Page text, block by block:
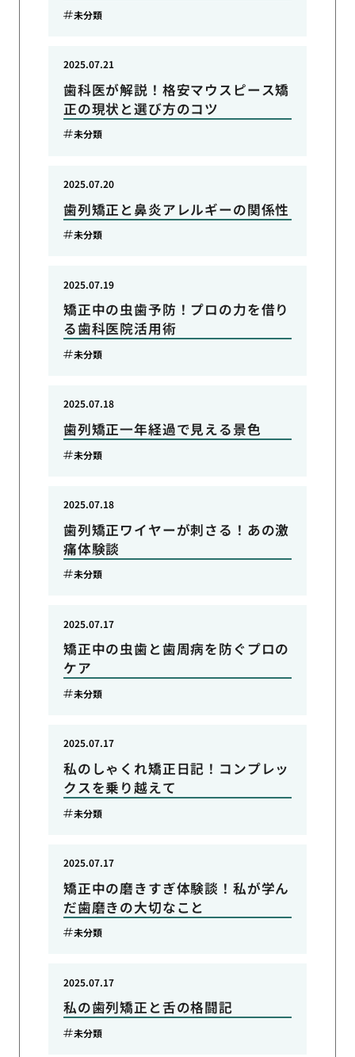
未分類
歯科医が解説！格安マウスピース矯
正の現状と選び方のコツ
2025.07.21
未分類
歯列矯正と鼻炎アレルギーの関係性
2025.07.20
未分類
矯正中の虫歯予防！プロの力を借り
る歯科医院活用術
2025.07.19
未分類
歯列矯正一年経過で見える景色
2025.07.18
未分類
歯列矯正ワイヤーが刺さる！あの激
痛体験談
2025.07.18
未分類
矯正中の虫歯と歯周病を防ぐプロの
ケア
2025.07.17
未分類
私のしゃくれ矯正日記！コンプレッ
クスを乗り越えて
2025.07.17
未分類
矯正中の磨きすぎ体験談！私が学ん
だ歯磨きの大切なこと
2025.07.17
未分類
私の歯列矯正と舌の格闘記
2025.07.17
未分類